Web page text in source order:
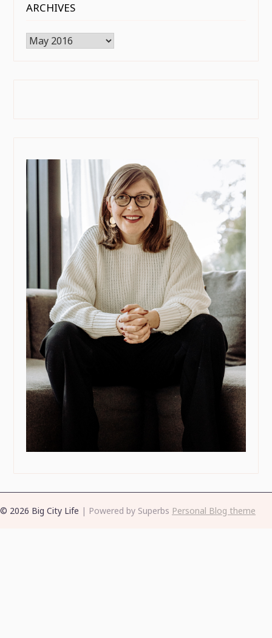
ARCHIVES
Archives
© 2026 Big City Life | Powered by Superbs Personal Blog theme